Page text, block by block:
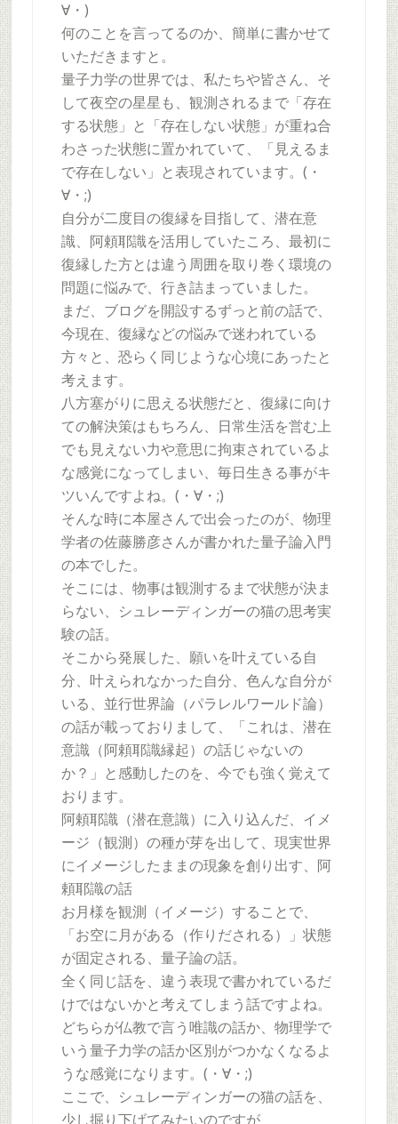
∀・)
何のことを言ってるのか、簡単に書かせて
いただきますと。
量子力学の世界では、私たちや皆さん、そ
して夜空の星星も、観測されるまで「存在
する状態」と「存在しない状態」が重ね合
わさった状態に置かれていて、「見えるま
で存在しない」と表現されています。(・
∀・;)
自分が二度目の復縁を目指して、潜在意
識、阿頼耶識を活用していたころ、最初に
復縁した方とは違う周囲を取り巻く環境の
問題に悩みで、行き詰まっていました。
まだ、ブログを開設するずっと前の話で、
今現在、復縁などの悩みで迷われている
方々と、恐らく同じような心境にあったと
考えます。
八方塞がりに思える状態だと、復縁に向け
ての解決策はもちろん、日常生活を営む上
でも見えない力や意思に拘束されているよ
な感覚になってしまい、毎日生きる事がキ
ツいんですよね。(・∀・;)
そんな時に本屋さんで出会ったのが、物理
学者の佐藤勝彦さんが書かれた量子論入門
の本でした。
そこには、物事は観測するまで状態が決ま
らない、シュレーディンガーの猫の思考実
験の話。
そこから発展した、願いを叶えている自
分、叶えられなかった自分、色んな自分が
いる、並行世界論（パラレルワールド論）
の話が載っておりまして、「これは、潜在
意識（阿頼耶識縁起）の話じゃないの
か？」と感動したのを、今でも強く覚えて
おります。
阿頼耶識（潜在意識）に入り込んだ、イメ
ージ（観測）の種が芽を出して、現実世界
にイメージしたままの現象を創り出す、阿
頼耶識の話
お月様を観測（イメージ）することで、
「お空に月がある（作りだされる）」状態
が固定される、量子論の話。
全く同じ話を、違う表現で書かれているだ
けではないかと考えてしまう話ですよね。
どちらが仏教で言う唯識の話か、物理学で
いう量子力学の話か区別がつかなくなるよ
うな感覚になります。(・∀・;)
ここで、シュレーディンガーの猫の話を、
少し掘り下げてみたいのですが